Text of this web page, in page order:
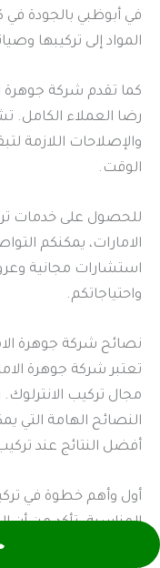
في أبوظبي بالجودة في
المواد إلى تركيبها
كما تقدم شركة جوهرة
رضا العملاء الكامل.
والإصلاحات اللازمة
الوقت.
للحصول على خدمات
الامارات، يمكنكم
استشارات مجانية
واحتياجاتكم.
نصائح شركة جوهرة
تعتبر شركة جوهرة
مجال تركيب
النصائح الهامة
أفضل النتائج عند
أول وأهم خطوة في
المناسبة. تأكد من أن
وأنها تستطيع تحمل